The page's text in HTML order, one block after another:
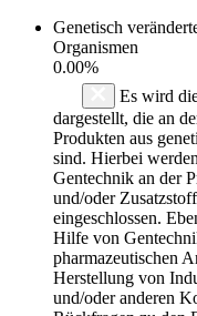
Genetisch
Organismen
0.00%
Es wird
dargestellt, die an
Produkten aus
sind. Hierbei
Gentechnik an der
und/oder
eingeschlossen.
Hilfe von
pharmazeutischen
Herstellung von
und/oder anderen